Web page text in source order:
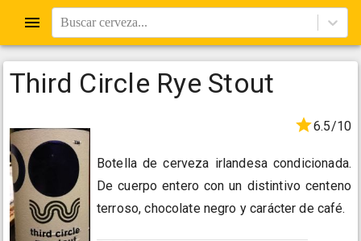
Buscar cerveza...
Third Circle Rye Stout
6.5/10
Botella de cerveza irlandesa condicionada.
De cuerpo entero con un distintivo centeno
terroso, chocolate negro y carácter de café.